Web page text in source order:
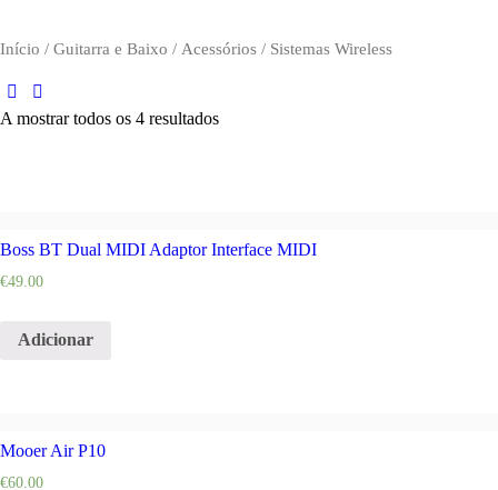
Início / Guitarra e Baixo / Acessórios / Sistemas Wireless
A mostrar todos os 4 resultados
Boss BT Dual MIDI Adaptor Interface MIDI
€49.00
Adicionar
Mooer Air P10
€60.00